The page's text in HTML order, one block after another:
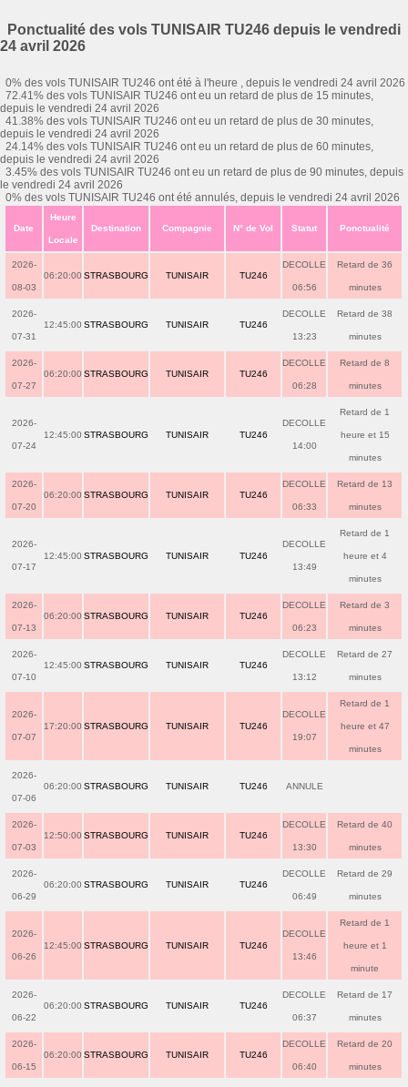
Ponctualité des vols TUNISAIR TU246 depuis le vendredi
24 avril 2026
0% des vols TUNISAIR TU246 ont été à l'heure , depuis le vendredi 24 avril 2026
72.41% des vols TUNISAIR TU246 ont eu un retard de plus de 15 minutes,
depuis le vendredi 24 avril 2026
41.38% des vols TUNISAIR TU246 ont eu un retard de plus de 30 minutes,
depuis le vendredi 24 avril 2026
24.14% des vols TUNISAIR TU246 ont eu un retard de plus de 60 minutes,
depuis le vendredi 24 avril 2026
3.45% des vols TUNISAIR TU246 ont eu un retard de plus de 90 minutes, depuis
le vendredi 24 avril 2026
0% des vols TUNISAIR TU246 ont été annulés, depuis le vendredi 24 avril 2026
Date
Heure
Locale
Destination Compagnie N° de Vol Statut Ponctualité
2026-
08-03
06:20:00 STRASBOURG TUNISAIR TU246
DECOLLE
06:56
Retard de 36
minutes
2026-
07-31
12:45:00 STRASBOURG TUNISAIR TU246
DECOLLE
13:23
Retard de 38
minutes
2026-
07-27
06:20:00 STRASBOURG TUNISAIR TU246
DECOLLE
06:28
Retard de 8
minutes
2026-
07-24
12:45:00 STRASBOURG TUNISAIR TU246
DECOLLE
14:00
Retard de 1
heure et 15
minutes
2026-
07-20
06:20:00 STRASBOURG TUNISAIR TU246
DECOLLE
06:33
Retard de 13
minutes
2026-
07-17
12:45:00 STRASBOURG TUNISAIR TU246
DECOLLE
13:49
Retard de 1
heure et 4
minutes
2026-
07-13
06:20:00 STRASBOURG TUNISAIR TU246
DECOLLE
06:23
Retard de 3
minutes
2026-
07-10
12:45:00 STRASBOURG TUNISAIR TU246
DECOLLE
13:12
Retard de 27
minutes
2026-
07-07
17:20:00 STRASBOURG TUNISAIR TU246
DECOLLE
19:07
Retard de 1
heure et 47
minutes
2026-
07-06
06:20:00 STRASBOURG TUNISAIR TU246 ANNULE
2026-
07-03
12:50:00 STRASBOURG TUNISAIR TU246
DECOLLE
13:30
Retard de 40
minutes
2026-
06-29
06:20:00 STRASBOURG TUNISAIR TU246
DECOLLE
06:49
Retard de 29
minutes
2026-
06-26
12:45:00 STRASBOURG TUNISAIR TU246
DECOLLE
13:46
Retard de 1
heure et 1
minute
2026-
06-22
06:20:00 STRASBOURG TUNISAIR TU246
DECOLLE
06:37
Retard de 17
minutes
2026-
06-15
06:20:00 STRASBOURG TUNISAIR TU246
DECOLLE
06:40
Retard de 20
minutes